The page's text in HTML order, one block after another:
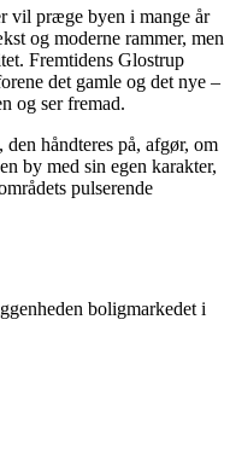
vil præge byen i mange år
og moderne rammer, men
Fremtidens Glostrup
det gamle og det nye –
og ser fremad.
håndteres på, afgør, om
by med sin egen karakter,
pulserende
boligmarkedet i